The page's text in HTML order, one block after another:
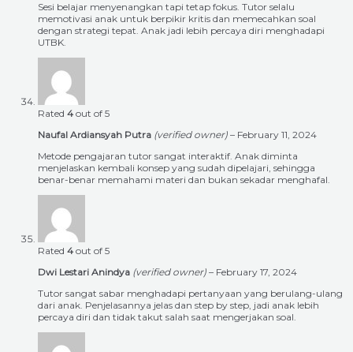
Sesi belajar menyenangkan tapi tetap fokus. Tutor selalu
memotivasi anak untuk berpikir kritis dan memecahkan soal
dengan strategi tepat. Anak jadi lebih percaya diri menghadapi
UTBK.
Rated 4 out of 5
Naufal Ardiansyah Putra (verified owner) – February 11, 2024
Metode pengajaran tutor sangat interaktif. Anak diminta
menjelaskan kembali konsep yang sudah dipelajari, sehingga
benar-benar memahami materi dan bukan sekadar menghafal.
Rated 4 out of 5
Dwi Lestari Anindya (verified owner) – February 17, 2024
Tutor sangat sabar menghadapi pertanyaan yang berulang-ulang
dari anak. Penjelasannya jelas dan step by step, jadi anak lebih
percaya diri dan tidak takut salah saat mengerjakan soal.